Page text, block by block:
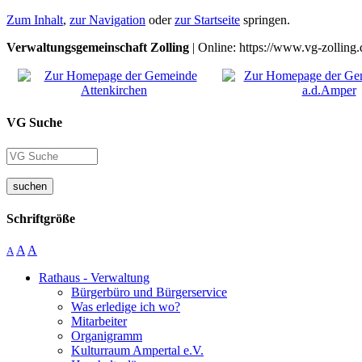
Zum Inhalt, zur Navigation oderzur Startseite springen.
Verwaltungsgemeinschaft Zolling | Online: https://www.vg-
VG Suche
suchen
Schriftgröße
A A A
Rathaus - Verwaltung
Bürgerbüro und Bürgerservice
Was erledige ich wo?
Mitarbeiter
Organigramm
Kulturraum Ampertal e.V.